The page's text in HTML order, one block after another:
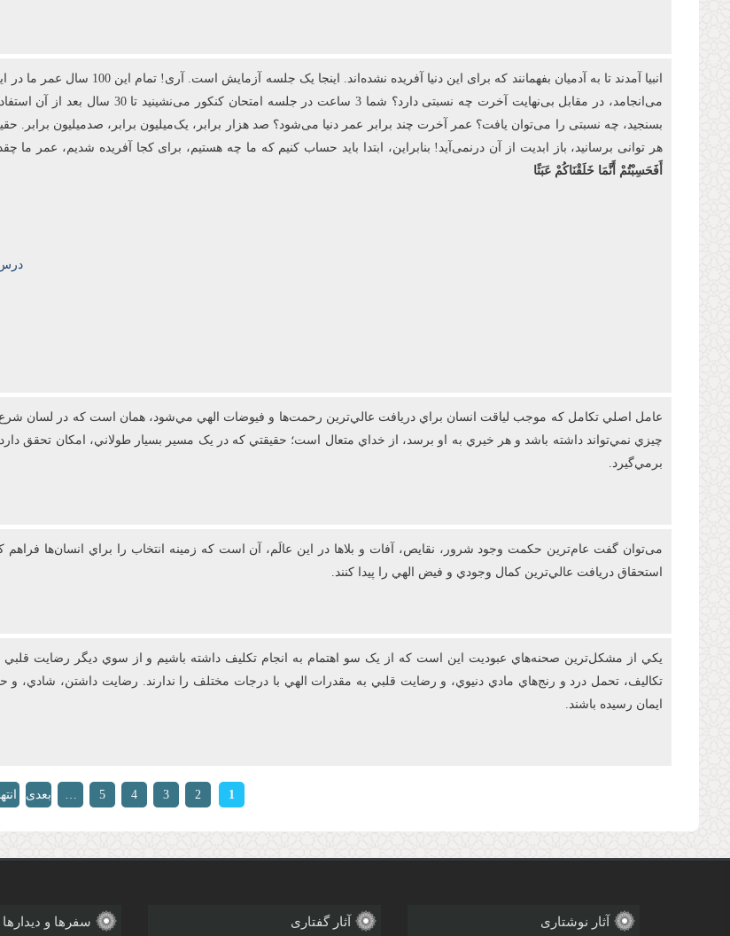
بسنجید، چه نسبتی را می‌توان یافت؟ عمر آخرت چند برابر عمر دنیا می‌شود؟ صد هزار برابر، یک‌میلیون برابر، صدمیلیون برابر.
هر توانی برسانید، باز ابدیت از آن درنمی‌آید! بنابراین، ابتدا باید حساب کنیم که ما چه هستیم، برای کجا آفریده شدیم، عمر
أَفَحَسِبْتُمْ أَنَّمَا خَلَقْنَاكُمْ عَبَثًا
عامل اصلي تکامل که موجب لياقت انسان براي دريافت عالي‌ترين رحمت‌ها و فيوضات الهي مي‌شود، همان است که در لسان شرع،
چيزي نمي‌تواند داشته باشد و هر خيري به او برسد، از خداي متعال است؛ حقيقتي که در يک مسير بسيار طولاني، امکان تحقق
برمي‌گيرد.
می‌توان گفت عام‌ترين حکمت وجود شرور، نقايص، آفات و بلاها در اين عالَم، آن است که زمينه انتخاب را براي انسان‌ها فراهم
استحقاق دريافت عالي‌ترين کمال وجودي و فيض الهي را پيدا کنند.
يکي از مشکل‌ترين صحنه‌هاي عبوديت این است که از يک سو اهتمام به انجام تکليف داشته باشيم و از سوي ديگر رضايت قلبي
تکاليف، تحمل درد و رنج‌هاي مادي دنيوي، و رضايت قلبي به مقدرات الهي با درجات مختلف را ندارند. رضايت‌ داشتن،
ايمان رسيده باشند.
1
2
3
4
5
…
بعدی
آثار نوشتاری آثار گفتاری سفرها و دیدارها